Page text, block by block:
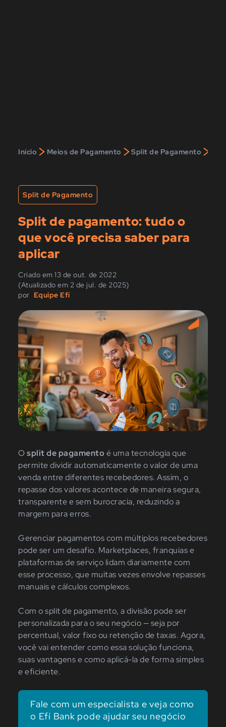
Início > Meios de Pagamento >Split de Pagamento >
Split de Pagamento
Split de pagamento: tudo o
que você precisa saber para
aplicar
Criado em 13 de out. de 2022
(Atualizado em 2 de jul. de 2025)
por Equipe Efí
Osplit de pagamento é uma tecnologia que
permite dividir automaticamente o valor de uma
venda entre diferentes recebedores. Assim, o
repasse dos valores acontece de maneira segura,
transparente e sem burocracia, reduzindo a
margem para erros.
Gerenciar pagamentos com múltiplos recebedores
pode ser um desafio. Marketplaces, franquias e
plataformas de serviço lidam diariamente com
esse processo, que muitas vezes envolve repasses
manuais e cálculos complexos.
Com o split de pagamento, a divisão pode ser
personalizada para o seu negócio — seja por
percentual, valor fixo ou retenção de taxas. Agora,
você vai entender como essa solução funciona,
suas vantagens e como aplicá-la de forma simples
e eficiente.
Fale com um especialista e veja como
o Efí Bank pode ajudar seu negócio